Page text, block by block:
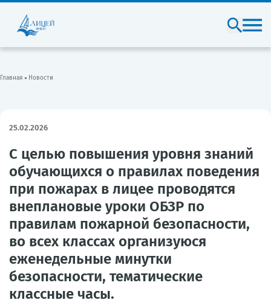
Главная Новости
25.02.2026
С целью повышения уровня знаний
обучающихся о правилах поведения
при пожарах в лицее проводятся
внеплановые уроки ОБЗР по
правилам пожарной безопасности,
во всех классах организуюся
еженедельные минутки
безопасности, тематические
классные часы.